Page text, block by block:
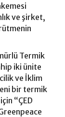
ve şirket,
Termik
iki ünite
ve İklim
bir termik
“ÇED